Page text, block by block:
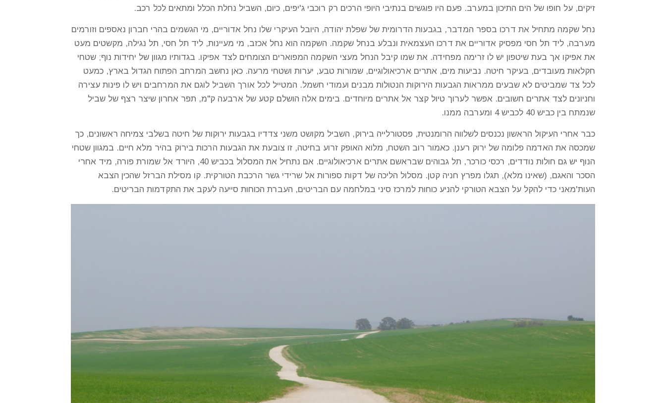
זיקים, על חופו של הים התיכון במערב. פעם היו פוגשים בנתיבי היופי הרכים רק רוכבי ג'יפים, כיום, השביל נחלת הכלל ומתאים לכל רכב.
נחל שקמה מתחיל את דרכו בספר המדבר, בגבעות הדרומית של שפלת יהודה, היובל העיקרי שלו נחל אדוריים, מי הגשמים בהרי חברון נאספים וזורמים
מערבה, ליד תל חסי מפסיק אדוריים את דרכו העצמאית ונבלע בנחל שקמה. השקמה הוא נחל אכזב, מי מעיינות, ליד תל חסי, תל נגילה, מקשטים מעט
את אפיקו אך בעת שיטפון יש לו זרימה מפחידה. את שמו קיבל הנחל מעצי השקמה המפוארים הצומחים לצד אפיקו. בגדותיו מגוון של יחידות נוף; שטחי
חקלאות מעובדים, בעיקר חיטה. נביעות מים, אתרים ארכיאולוגיים, שמורות טבע, יערות ושטחי מרעה. כאן נחשב המרחב הפתוח הגדול בארץ, כמעט
לכל צד שמביטים לא שבעים ממראות הגבעות הירוקות הנטולות מבנים ועמודי חשמל. המטייל לכל אורך השביל לוגם את המרחבים ויש לו פינות עצירה
וחניונים לצד אתרים חשובים. אפשר לערוך טיול קצר אל אתרים מיוחדים. בימים אלה הושלם קטע של ארבעה ק"מ, תפר אחרון שיצר רצף של שביל
שנמתח בין כביש 40 לכביש 4 ומערבה ממנו.
כבר אחרי העיקול הראשון נכנסים לשלווה הרומנטית, פסטורלייה בירוק, השביל מקושט משני צדדיו בגבעות ירוקות של חיטה בשלבי צמיחה ראשונים, כך
שמכסה את האדמה פלומה של ירוק רענן. כאמור רוב השטח, מלוא האופק זרוע בחיטה, זו צובעת את הגבעות הרכות בירוק בהיר מלא חיים. במגוון שטחי
הנוף יש גם חולות נודדים, רכסי כורכר, תל גבוהים שבראשם אתרים ארכיאולוגיים. אם נתחיל את המסלול בכביש 40, היורד אל שמורת פורה, מיד אחרי
הסכר והאגם, (שאינו מלא), תגלו מפרץ חניה קטן. מסלול הליכה של דקות ספורות אל שרידי גשר הרכבת הטורקית. קו מסילת הברזל שהכין הצבא
העות'מאני כדי להקל על הצבא הטורקי להניע כוחות למרכז סיני במלחמה עם הבריטים, העברת הכוחות סייעה לעקב את התקדמות הבריטים.